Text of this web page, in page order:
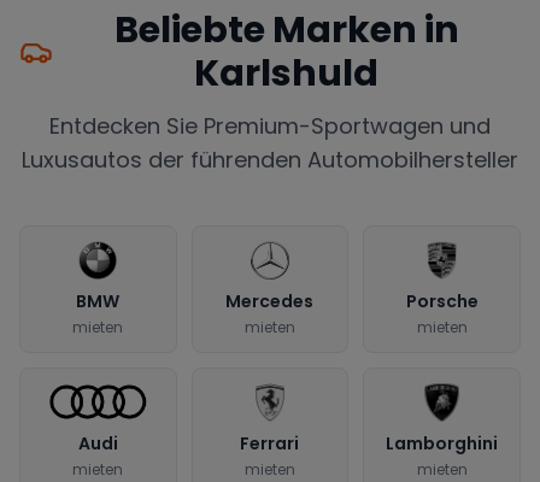
Beliebte Marken in
Karlshuld
Entdecken Sie Premium-Sportwagen und
Luxusautos der führenden Automobilhersteller
BMW
mieten
Mercedes
mieten
Porsche
mieten
Audi
mieten
Ferrari
mieten
Lamborghini
mieten